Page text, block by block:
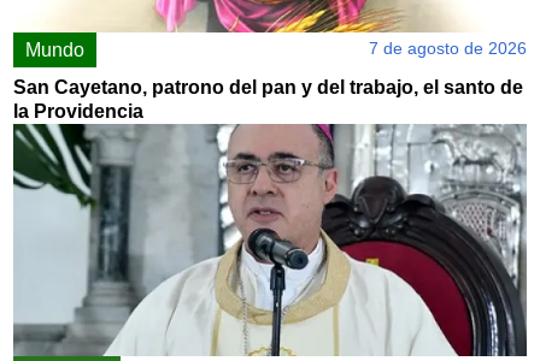
Mundo 7 de agosto de 2026
San Cayetano, patrono del pan y del trabajo, el santo de
la Providencia